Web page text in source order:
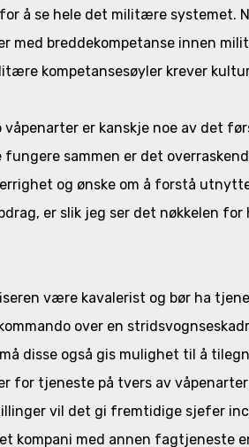
å se hele det militære systemet.
med breddekompetanse innen
kompetansesøyler krever
er kanskje noe av det
fungere sammen er det
og ønske om å forstå
er slik jeg ser det nøkkelen
være kavalerist og bør ha
over en
disse også gis mulighet til å
for tjeneste på tvers av
vil det gi fremtidige sjefer
kompani med annen fagtjeneste